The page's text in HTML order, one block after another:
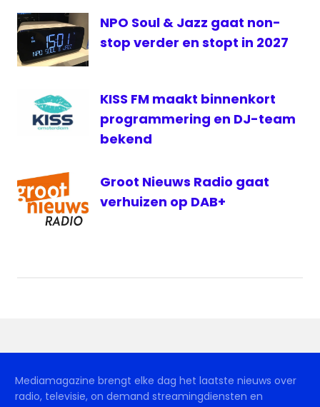
Radio
record
NPO Soul & Jazz gaat non-
stop verder en stopt in 2027
KISS FM maakt binnenkort
programmering en DJ-team
bekend
Groot Nieuws Radio gaat
verhuizen op DAB+
Mediamagazine brengt elke dag het laatste nieuws over
radio, televisie, on demand streamingdiensten en